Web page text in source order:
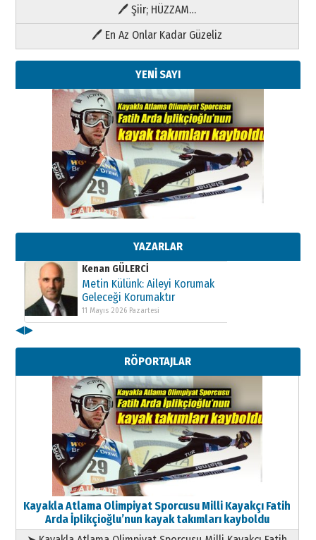
🖊 Şiir; HÜZZAM…
🖊 En Az Onlar Kadar Güzeliz
YENİ SAYI
YAZARLAR
Kenan GÜLERCİ
Metin Külünk: Aileyi Korumak
11 Mayıs 2026 Pazartesi
Kenan GÜLERCİ
Metin Külünk: Aileyi Korumak
Geleceği Korumaktır
11 Mayıs 2026 Pazartesi
Metin Külünk: Aileyi Korumak
Geleceği Korumaktır
11 Mayıs 2026 Pazartesi
◀▶
RÖPORTAJLAR
Kayakla Atlama Olimpiyat Sporcusu Milli Kayakçı Fatih
Arda İplikçioğlu’nun kayak takımları kayboldu